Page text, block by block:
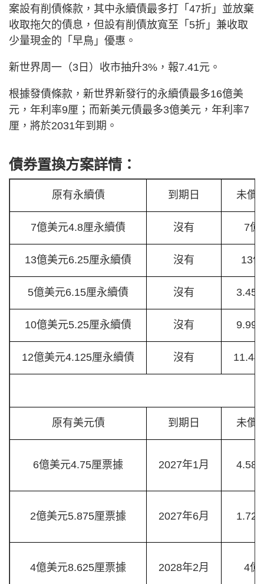
案設有削債條款，其中永續債最多打「47折」並放棄
收取拖欠的債息，但設有削債放寬至「5折」兼收取
少量現金的「早鳥」優惠。
新世界周一（3日）收市抽升3%，報7.41元。
根據發債條款，新世界新發行的永續債最多16億美
元，年利率9厘；而新美元債最多3億美元，年利率7
厘，將於2031年到期。
債券置換方案詳情：
原有永續債 到期日 未償
7億美元4.8厘永續債 沒有 7億
13億美元6.25厘永續債 沒有 13
5億美元6.15厘永續債 沒有 3.45
10億美元5.25厘永續債 沒有 9.99
12億美元4.125厘永續債 沒有 11.44
原有美元債 到期日 未償
6億美元4.75厘票據 2027年1月 4.58
2億美元5.875厘票據 2027年6月 1.72
4億美元8.625厘票據 2028年2月 4億